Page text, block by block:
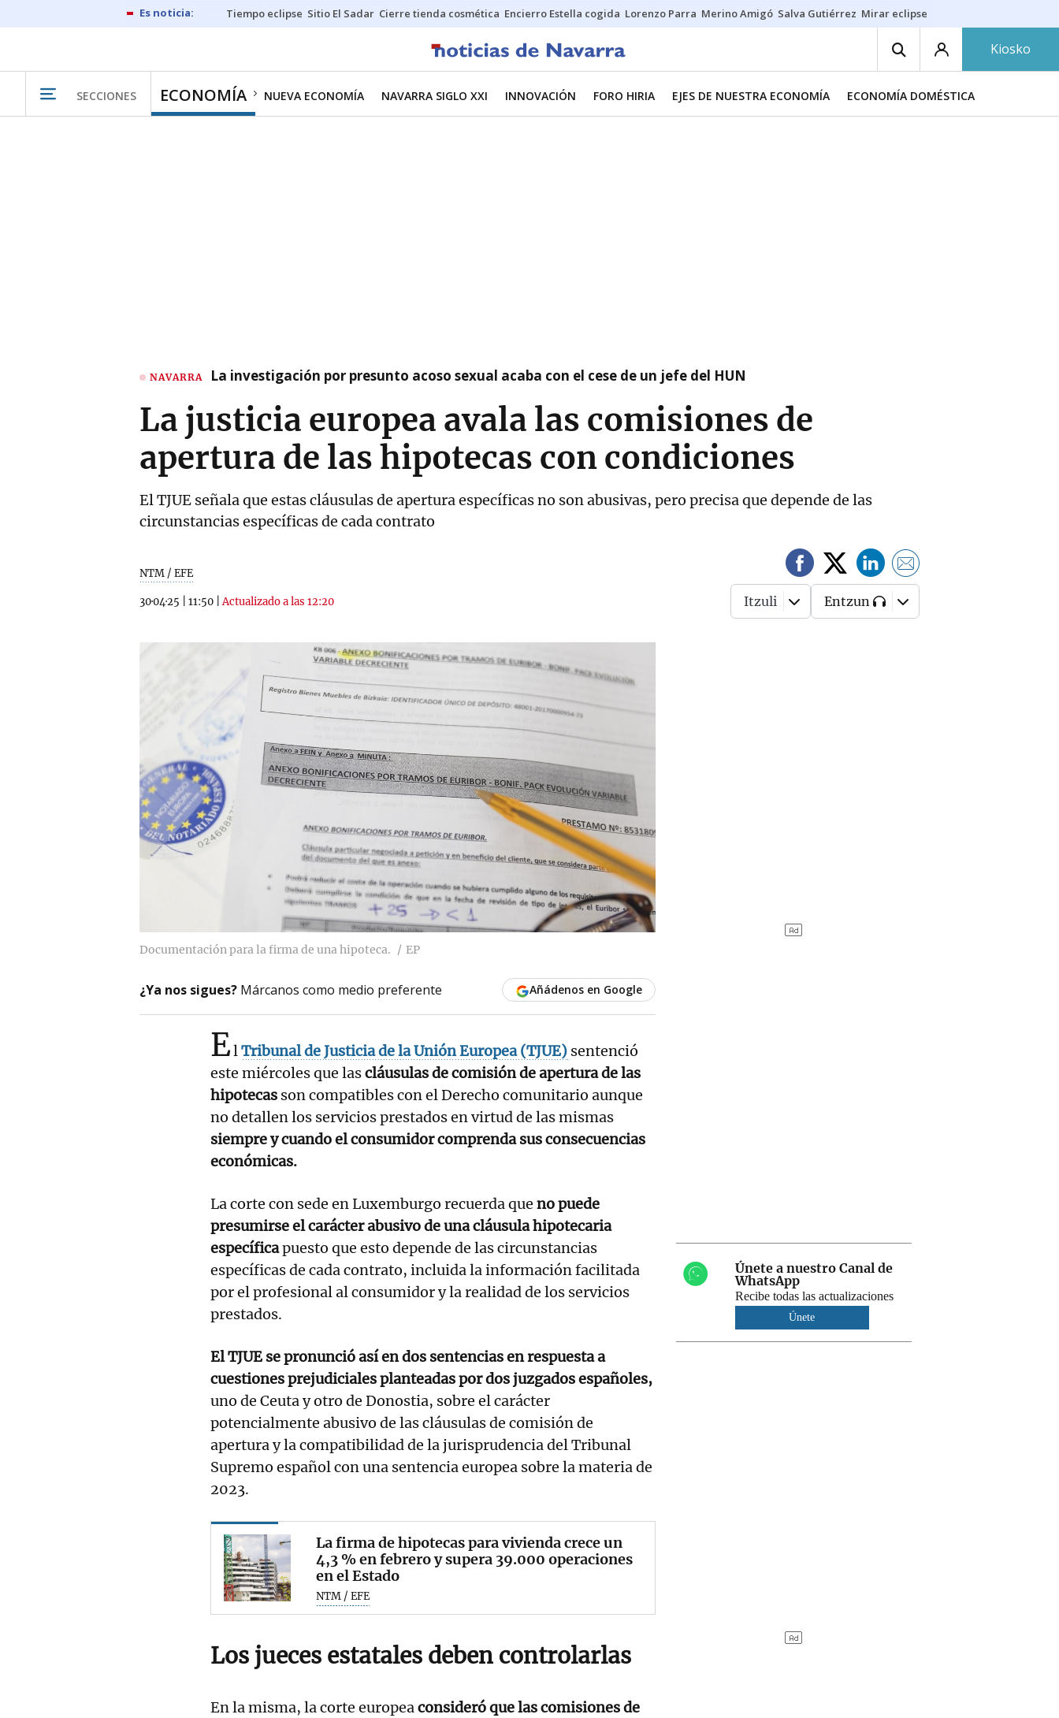
Tiempo eclipse Sitio El Sadar Cierre tienda cosmética Encierro Estella cogida Lorenzo Parra Merino Amigó Salva Gutiérrez Mirar eclipse
Kiosko
SECCIONES ECONOMÍA NUEVA ECONOMÍA NAVARRA SIGLO XXI INNOVACIÓN FORO HIRIA EJES DE NUESTRA ECONOMÍA ECONOMÍA DOMÉSTICA
NAVARRA La investigación por presunto acoso sexual acaba con el cese de un jefe del HUN
La justicia europea avala las comisiones de
apertura de las hipotecas con condiciones
El TJUE señala que estas cláusulas de apertura específicas no son abusivas, pero precisa que depende de las
circunstancias específicas de cada contrato
NTM / EFE
30·04·25 11:50 |Actualizado a las 12:20 Itzuli Entzun
Documentación para la firma de una hipoteca. EP
¿Ya nos sigues? Márcanos como medio preferente Añádenos en Google
ElTribunal de Justicia de la Unión Europea (TJUE) sentenció
este miércoles que lascláusulas de comisión de apertura de las
hipotecas son compatibles con el Derecho comunitario aunque
no detallen los servicios prestados en virtud de las mismas
siempre y cuando el consumidor comprenda sus consecuencias
económicas.
La corte con sede en Luxemburgo recuerda que no puede
presumirse el carácter abusivo de una cláusula hipotecaria
específicapuesto que esto depende de las circunstancias
específicas de cada contrato, incluida la información facilitada
por el profesional al consumidor y la realidad de los servicios
prestados.
El TJUE se pronunció así en dos sentencias en respuesta a
cuestiones prejudiciales planteadas por dos juzgados españoles,
uno de Ceuta y otro de Donostia, sobre el carácter
potencialmente abusivo de las cláusulas de comisión de
apertura y la compatibilidad de la jurisprudencia del Tribunal
Supremo español con una sentencia europea sobre la materia de
2023.
La firma de hipotecas para vivienda crece un
4,3 % en febrero y supera 39.000 operaciones
en el Estado
NTM / EFE
Los jueces estatales deben controlarlas
En la misma, la corte europeaconsideró que las comisiones de
Únete a nuestro Canal de
WhatsApp
Recibe todas las actualizaciones
Únete